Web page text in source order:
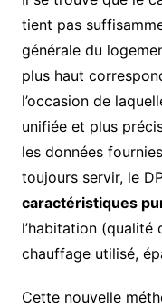
tient pas
générale du
plus haut
l’occasion de
unifiée et plus
les données
toujours servir, le
caractéristiques
l’habitation (qualité
chauffage utilisé,
Cette nouvelle